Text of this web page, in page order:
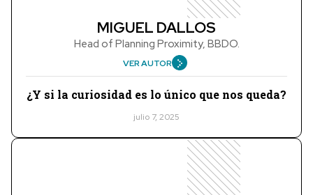
MIGUEL DALLOS
Head of Planning Proximity, BBDO.
VER AUTOR
¿Y si la curiosidad es lo único que nos queda?
julio 7, 2025